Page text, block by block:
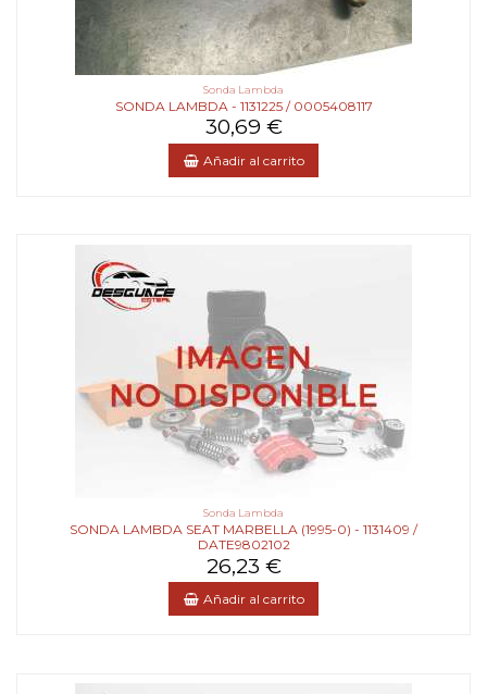
Sonda Lambda
SONDA LAMBDA - 1131225 / 0005408117
30,69 €
Añadir al carrito
Sonda Lambda
SONDA LAMBDA SEAT MARBELLA (1995-0) - 1131409 /
DATE9802102
26,23 €
Añadir al carrito